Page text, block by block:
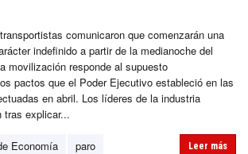
comunicaron que comenzarán una
indefinido a partir de la medianoche del
movilización responde al supuesto
pactos que el Poder Ejecutivo estableció en las
en abril. Los líderes de la industria
tras explicar...
Economía
paro
Leer más